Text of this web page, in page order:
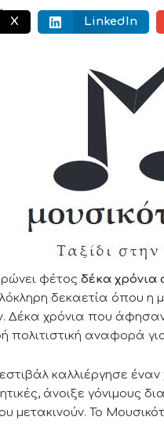
X LinkedIn
φέτος δέκα χρόνια
δεκαετία όπου η
Δέκα χρόνια που
αναφορά
καλλιέργησε
άνοιξε γόνιμους
μετακινούν. Το